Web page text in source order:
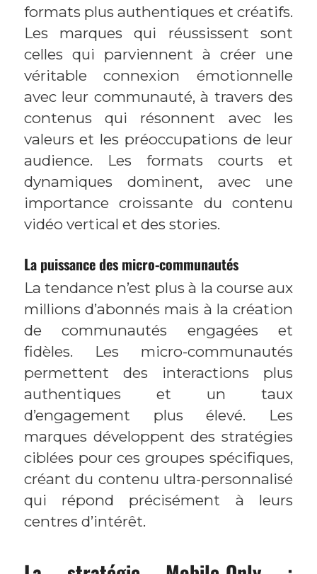
formats plus authentiques et créatifs.
Les marques qui réussissent sont
celles qui parviennent à créer une
véritable connexion émotionnelle
avec leur communauté, à travers des
contenus qui résonnent avec les
valeurs et les préoccupations de leur
audience. Les formats courts et
dynamiques dominent, avec une
importance croissante du contenu
vidéo vertical et des stories.
La puissance des micro-communautés
La tendance n’est plus à la course aux
millions d’abonnés mais à la création
de communautés engagées et
fidèles. Les micro-communautés
permettent des interactions plus
authentiques et un taux
d’engagement plus élevé. Les
marques développent des stratégies
ciblées pour ces groupes spécifiques,
créant du contenu ultra-personnalisé
qui répond précisément à leurs
centres d’intérêt.